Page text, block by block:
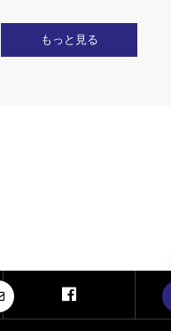
もっと見る